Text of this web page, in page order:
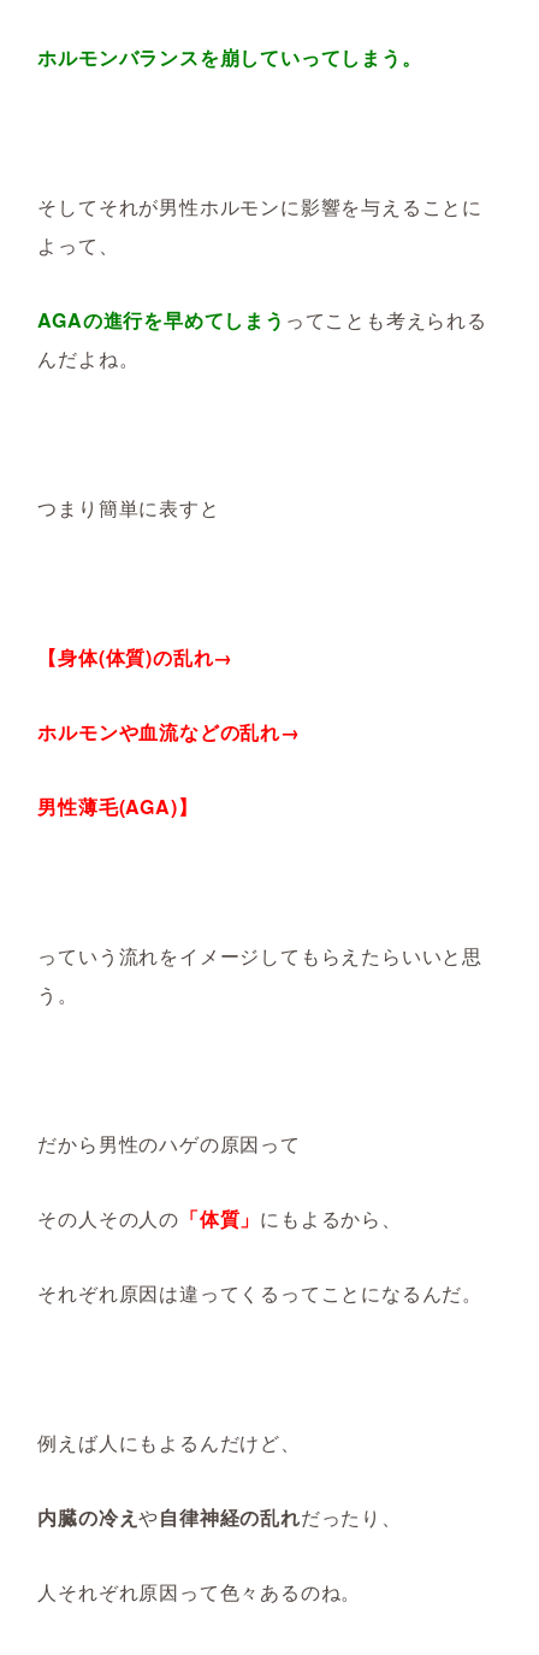
ホルモンバランスを崩していってしまう。
そしてそれが男性ホルモンに影響を与えることに
よって、
AGAの進行を早めてしまう ってことも考えられる
んだよね。
つまり簡単に表すと
【身体(体質)の乱れ→
ホルモンや血流などの乱れ→
男性薄毛(AGA)】
っていう流れをイメージしてもらえたらいいと思
う。
だから男性のハゲの原因って
その人その人の 「体質」 にもよるから、
それぞれ原因は違ってくるってことになるんだ。
例えば人にもよるんだけど、
内臓の冷えや自律神経の乱れだったり、
人それぞれ原因って色々あるのね。